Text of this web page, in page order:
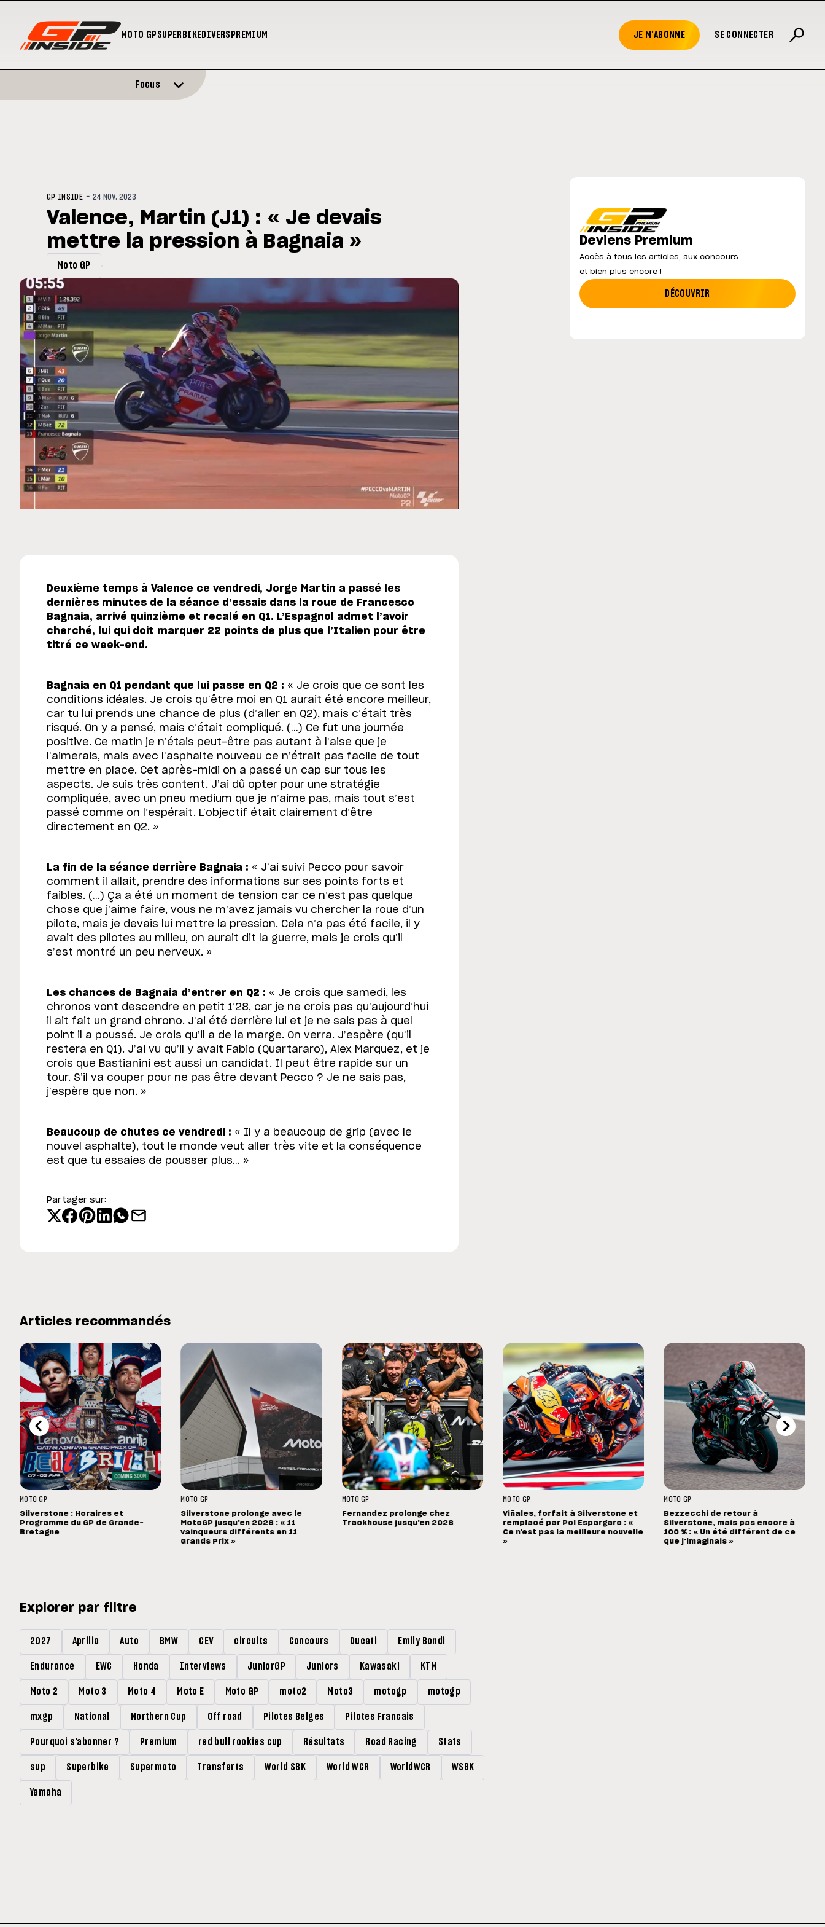
MOTO GPSUPERBIKEDIVERS PREMIUM JE M'ABONNE SE CONNECTER
club spécial dans
Grande-Bretagne
Zarco évite l'opération et vise un retour en
septembre
MotoGP : les cinq constructeurs signent un
Focus
GP INSIDE -24 NOV. 2023
Valence, Martin (J1) : « Je devais
mettre la pression à Bagnaia »
Moto GP
Deuxième temps à Valence ce vendredi, Jorge Martin a passé les
dernières minutes de la séance d’essais dans la roue de Francesco
Bagnaia, arrivé quinzième et recalé en Q1. L’Espagnol admet l’avoir
cherché, lui qui doit marquer 22 points de plus que l’Italien pour être
titré ce week-end.
Bagnaia en Q1 pendant que lui passe en Q2 : « Je crois que ce sont les
conditions idéales. Je crois qu’être moi en Q1 aurait été encore meilleur,
car tu lui prends une chance de plus (d’aller en Q2), mais c’était très
risqué. On y a pensé, mais c’était compliqué. (…) Ce fut une journée
positive. Ce matin je n’étais peut-être pas autant à l’aise que je
l’aimerais, mais avec l’asphalte nouveau ce n’étrait pas facile de tout
mettre en place. Cet après-midi on a passé un cap sur tous les
aspects. Je suis très content. J’ai dû opter pour une stratégie
compliquée, avec un pneu medium que je n’aime pas, mais tout s’est
passé comme on l’espérait. L’objectif était clairement d’être
directement en Q2. »
La fin de la séance derrière Bagnaia : « J’ai suivi Pecco pour savoir
comment il allait, prendre des informations sur ses points forts et
faibles. (…) Ça a été un moment de tension car ce n’est pas quelque
chose que j’aime faire, vous ne m’avez jamais vu chercher la roue d’un
pilote, mais je devais lui mettre la pression. Cela n’a pas été facile, il y
avait des pilotes au milieu, on aurait dit la guerre, mais je crois qu’il
s’est montré un peu nerveux. »
Les chances de Bagnaia d’entrer en Q2 : « Je crois que samedi, les
chronos vont descendre en petit 1’28, car je ne crois pas qu’aujourd’hui
il ait fait un grand chrono. J’ai été derrière lui et je ne sais pas à quel
point il a poussé. Je crois qu’il a de la marge. On verra. J’espère (qu’il
restera en Q1). J’ai vu qu’il y avait Fabio (Quartararo), Alex Marquez, et je
crois que Bastianini est aussi un candidat. Il peut être rapide sur un
tour. S’il va couper pour ne pas être devant Pecco ? Je ne sais pas,
j’espère que non. »
Beaucoup de chutes ce vendredi : « Il y a beaucoup de grip (avec le
nouvel asphalte), tout le monde veut aller très vite et la conséquence
est que tu essaies de pousser plus… »
Partager sur:
Deviens Premium
Accès à tous les articles, aux concours
et bien plus encore !
DÉCOUVRIR
Articles recommandés
MOTO GP
Silverstone : Horaires et
Programme du GP de Grande-
Bretagne
MOTO GP
Silverstone prolonge avec le
MotoGP jusqu'en 2028 : « 11
vainqueurs différents en 11
Grands Prix »
MOTO GP
Fernandez prolonge chez
Trackhouse jusqu'en 2028
MOTO GP
Viñales, forfait à Silverstone et
remplacé par Pol Espargaro : «
Ce n'est pas la meilleure nouvelle
»
MOTO GP
Bezzecchi de retour à
Silverstone, mais pas encore à
100 % : « Un été différent de ce
que j'imaginais »
Explorer par filtre
2027 Aprilia Auto BMW CEV circuits Concours Ducati Emily Bondi
Endurance EWC Honda Interviews JuniorGP Juniors Kawasaki KTM
Moto 2 Moto 3 Moto 4 Moto E Moto GP moto2 Moto3 motogp motogp
mxgp National Northern Cup Off road Pilotes Belges Pilotes Francais
Pourquoi s'abonner ? Premium red bull rookies cup Résultats Road Racing Stats
sup Superbike Supermoto Transferts World SBK World WCR WorldWCR WSBK
Yamaha